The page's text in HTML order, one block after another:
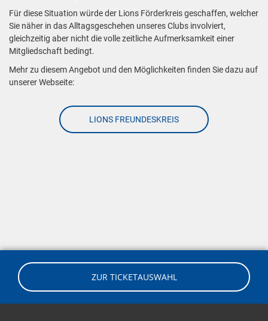
Für diese Situation würde der Lions Förderkreis geschaffen, welcher
Sie näher in das Alltagsgeschehen unseres Clubs involviert,
gleichzeitig aber nicht die volle zeitliche Aufmerksamkeit einer
Mitgliedschaft bedingt.
Mehr zu diesem Angebot und den Möglichkeiten finden Sie dazu auf
unserer Webseite:
LIONS FREUNDESKREIS
ZUR TICKETAUSWAHL